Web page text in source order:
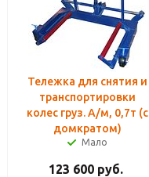
Тележка для снятия и
транспортировки
колес груз. А/м, 0,7т (с
домкратом)
Мало
123 600руб.